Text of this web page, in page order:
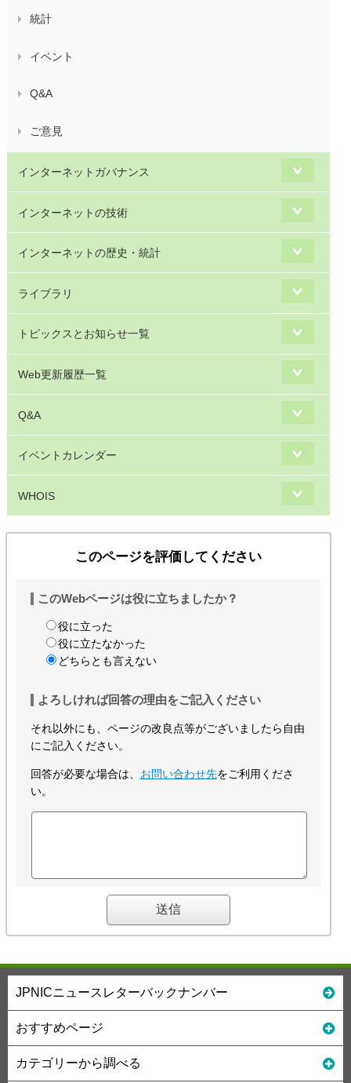
統計
イベント
Q&A
ご意見
インターネットガバナンス
インターネットの技術
インターネットの歴史・統計
ライブラリ
トピックスとお知らせ一覧
Web更新履歴一覧
Q&A
イベントカレンダー
WHOIS
このページを評価してください
このWebページは役に立ちましたか？
役に立った
役に立たなかった
どちらとも言えない
よろしければ回答の理由をご記入ください
それ以外にも、ページの改良点等がございましたら自由
にご記入ください。
回答が必要な場合は、 お問い合わせ先をご利用くださ
い。
JPNICニュースレターバックナンバー
おすすめページ
カテゴリーから調べる